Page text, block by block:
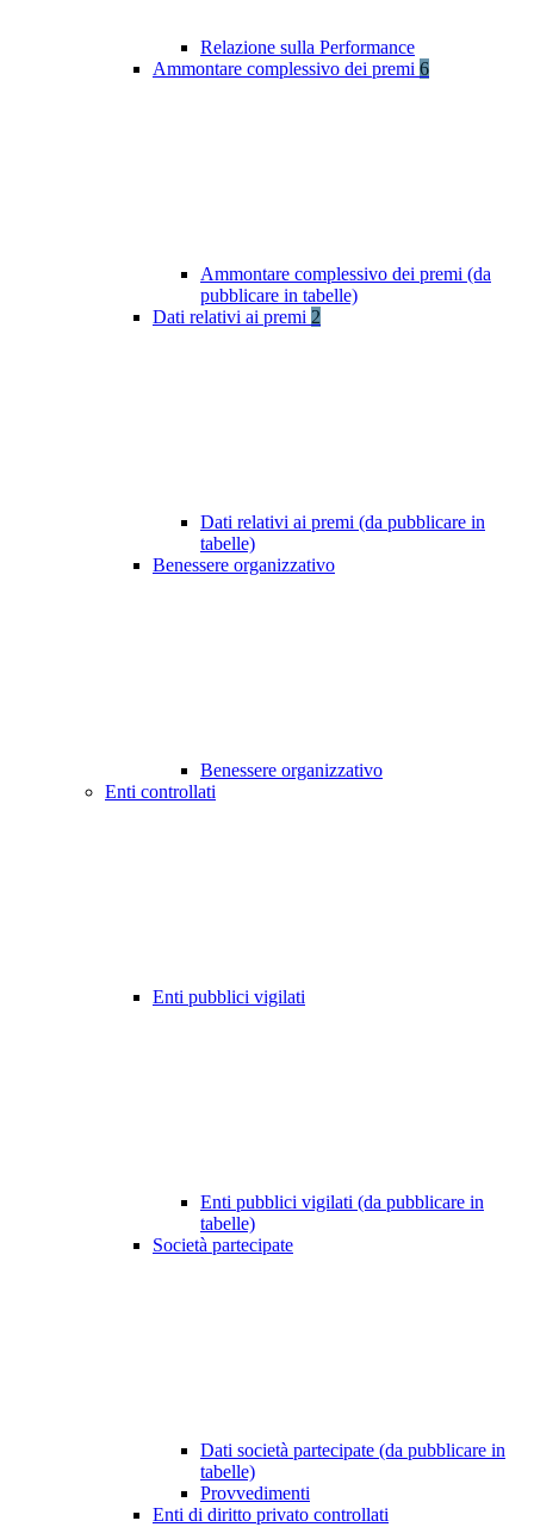
Relazione sulla Performance
Ammontare complessivo dei premi 6
Ammontare complessivo dei premi (da
pubblicare in tabelle)
Dati relativi ai premi 2
Dati relativi ai premi (da pubblicare in
tabelle)
Benessere organizzativo
Benessere organizzativo
Enti controllati
Enti pubblici vigilati
Enti pubblici vigilati (da pubblicare in
tabelle)
Società partecipate
Dati società partecipate (da pubblicare in
tabelle)
Provvedimenti
Enti di diritto privato controllati